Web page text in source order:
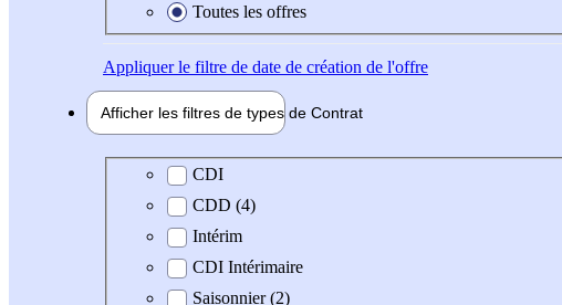
Toutes les offres
Appliquerle filtre de date de création de l'offre
Afficher les filtres de types de Contrat
Type de contrat
CDI
CDD (4)
Intérim
CDI Intérimaire
Saisonnier (2)